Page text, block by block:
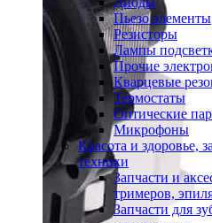
Пьезо элементы
Резисторы
Лампы
Прочие
Кварцевые
Термостаты
Оптические
Микрофоны
Красота и здоровье,
техники
Запчасти и
тримеров,
Запчасти для